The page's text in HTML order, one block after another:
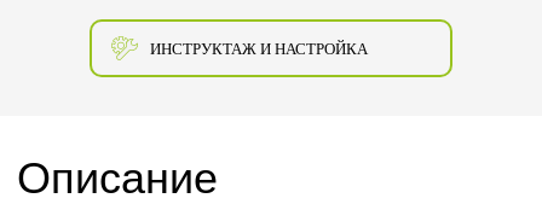
ИНСТРУКТАЖ И НАСТРОЙКА
Описание